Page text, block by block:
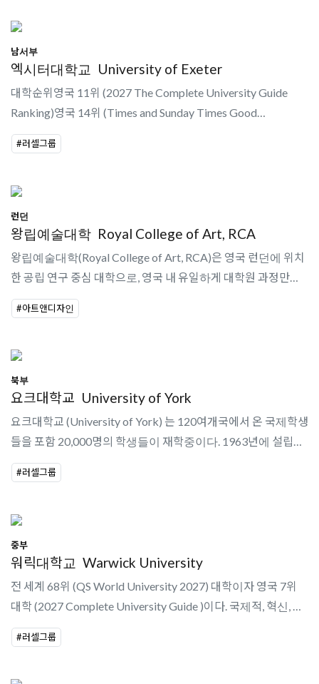
남서부
엑시터대학교 University of Exeter
대학순위영국 11위 (2027 The Complete University Guide
Ranking)영국 14위 (Times and Sunday Times Good
University Guide 2025)세계 137위 (Times Higher Education
World University Rankings 2023)Teaching Ex..
#러셀그룹
런던
왕립예술대학 Royal College of Art, RCA
왕립예술대학(Royal College of Art, RCA)은 영국 런던에 위치
한 공립 연구 중심 대학으로, 영국 내 유일하게 대학원 과정만을
전문적으로 운영하는 예술·디자인 기관이다.
#아트앤디자인
북부
요크대학교 University of York
요크대학교 (University of York) 는 120여개국에서 온 국제학생
들을 포함 20,000명의 학생들이 재학중이다. 1963년에 설립된
대학으로 학생들의 졸업 이후 훌륭한 커리어를 보장하고 있다.
2014 Research Excellenc..
#러셀그룹
중부
워릭대학교 Warwick University
전 세계 68위 (QS World University 2027) 대학이자 영국 7위
대학 (2027 Complete University Guide )이다. 국제적, 혁신, 취
업 등 학생들이 중요하게 여기는 카테고리에서 꾸준히 좋은 평가
를 받고 있다.전세계 9..
#러셀그룹